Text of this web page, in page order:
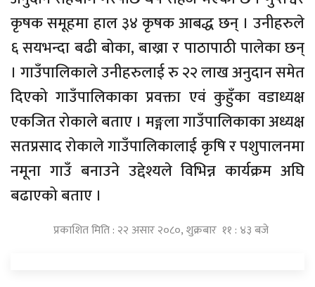
कृषक समूहमा हाल ३४ कृषक आबद्ध छन् । उनीहरुले
६ सयभन्दा बढी बोका, बाख्रा र पाठापाठी पालेका छन्
। गाउँपालिकाले उनीहरुलाई रु २२ लाख अनुदान समेत
दिएको गाउँपालिकाका प्रवक्ता एवं कुहुँका वडाध्यक्ष
एकजित रोकाले बताए । मङ्गला गाउँपालिकाका अध्यक्ष
सतप्रसाद रोकाले गाउँपालिकालाई कृषि र पशुपालनमा
नमूना गाउँ बनाउने उद्देश्यले विभिन्न कार्यक्रम अघि
बढाएको बताए ।
प्रकाशित मिति : २२ असार २०८०, शुक्रबार ११ : ४३ बजे